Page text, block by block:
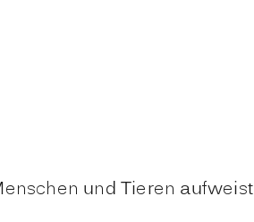
und Tieren aufweist